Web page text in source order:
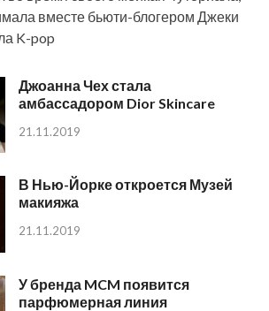
вместе бьюти-блогером Джеки
K-pop
Джоанна Чех стала
амбассадором Dior Skincare
21.11.2019
В Нью-Йорке откроется Музей
макияжа
21.11.2019
У бренда MCM появится
парфюмерная линия